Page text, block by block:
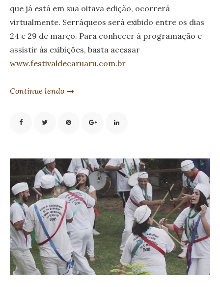
que já está em sua oitava edição, ocorrerá
virtualmente. Serráqueos será exibido entre os dias
24 e 29 de março. Para conhecer à programação e
assistir às exibições, basta acessar
www.festivaldecaruaru.com.br
Continue lendo →